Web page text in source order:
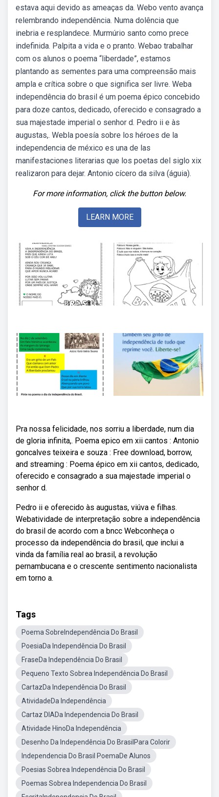
estava aqui devido as ameaças da. Webo vento avança
relembrando independência. Numa dolência que
inebria e resplandece. Murmúrio santo como prece
indefinida. Palpita a vida e o pranto. Webao trabalhar
com os alunos o poema “liberdade”, estamos
plantando as sementes para uma compreensão mais
ampla e crítica sobre o que significa ser livre. Weba
independência do brasil é um poema épico concebido
para doze cantos, dedicado, oferecido e consagrado a
sua majestade imperial o senhor d. Pedro ii e às
augustas,. Webla poesía sobre los héroes de la
independencia de méxico es una de las
manifestaciones literarias que los poetas del siglo xix
realizaron para dejar. Antonio cícero da silva (águia).
For more information, click the button below.
LEARN MORE
Pra nossa felicidade, nos sorriu a liberdade, num dia
de gloria infinita,. Poema epico em xii cantos : Antonio
goncalves teixeira e souza : Free download, borrow,
and streaming : Poema épico em xii cantos, dedicado,
oferecido e consagrado a sua majestade imperial o
senhor d.
Pedro ii e oferecido às augustas, viúva e filhas.
Webatividade de interpretação sobre a independência
do brasil de acordo com a bncc Webconheça o
processo da independência do brasil, que inclui a
vinda da família real ao brasil, a revolução
pernambucana e o crescente sentimento nacionalista
em torno a.
Tags
Poema SobreIndependência Do Brasil
PoesiaDa Independência Do Brasil
FraseDa Independência Do Brasil
Pequeno Texto Sobrea Independência Do Brasil
CartazDa Independência Do Brasil
AtividadeDa Independência
Cartaz DIADa Independencia Do Brasil
Atividade HinoDa Independência
Desenho Da Independência Do BrasilPara Colorir
Independencia Do Brasil PoemaDe Alunos
Poesias Sobrea Independência Do Brasil
Poemas Sobrea Independencia Do Brasil